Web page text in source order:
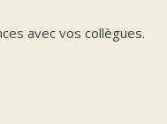
avec vos collègues.